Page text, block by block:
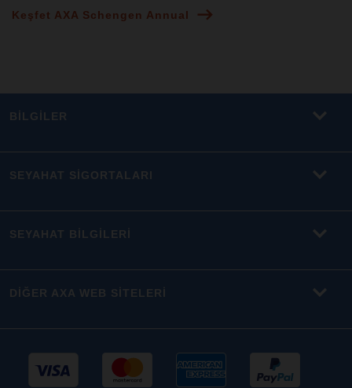
Keşfet AXA Schengen Annual
BİLGİLER
SEYAHAT SİGORTALARI
SEYAHAT BİLGİLERİ
DİĞER AXA WEB SİTELERİ